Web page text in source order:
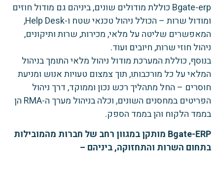
Bgate-erp כוללת מודולים שונים, ביניהם גם מודול חוזים
ומודול שרות – הכולל ניהול טכנאי שטח ו-Help Desk,
המאפשרים שליטה על מלאי, מכירות, שרות ותיקונים,
ניהול חוזי שרות, חיובים ועוד.
בנוסף, כוללת המערכת מודול ניהול מלאי התומך בניהול
המלאי על כל מורכבותו, תוך צמצום טעויות אנוש ומניעת
חוסרים – החל מתהליך רכש נכון וממוקד, דרך ניהול
הפריטים במחסנים השונים, וכלה בניהול מערך ה-RMA הן
בממד הלקוח והן בממד הספק.
Bgate-ERP מותקן במגוון רחב של חברות מהמובילות
בתחום השרות והתחזוקה, ביניהם –